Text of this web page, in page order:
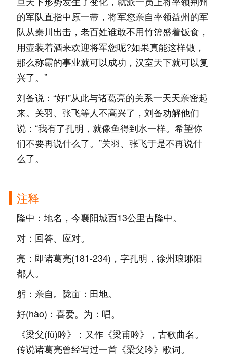
的军队直指中原一带，将军您亲自率领益州的军
队从秦川出击，老百姓谁敢不用竹篮盛着饭食，
用壶装着酒来欢迎将军您呢?如果真能这样做，
那么称霸的事业就可以成功，汉室天下就可以复
兴了。”
刘备说：“好!”从此与诸葛亮的关系一天天亲密起
来。关羽、张飞等人不高兴了，刘备劝解他们
说：“我有了孔明，就像鱼得到水一样。希望你
们不要再说什么了。”关羽、张飞于是不再说什
么了。
注释
隆中：地名，今襄阳城西13公里古隆中。
对：回答、应对。
亮：即诸葛亮(181-234)，字孔明，徐州琅琊阳
都人。
躬：亲自。陇亩：田地。
好(hào)：喜爱。为：唱。
《梁父(fǔ)吟》：又作《梁甫吟》，古歌曲名。
传说诸葛亮曾经写过一首《梁父吟》歌词。